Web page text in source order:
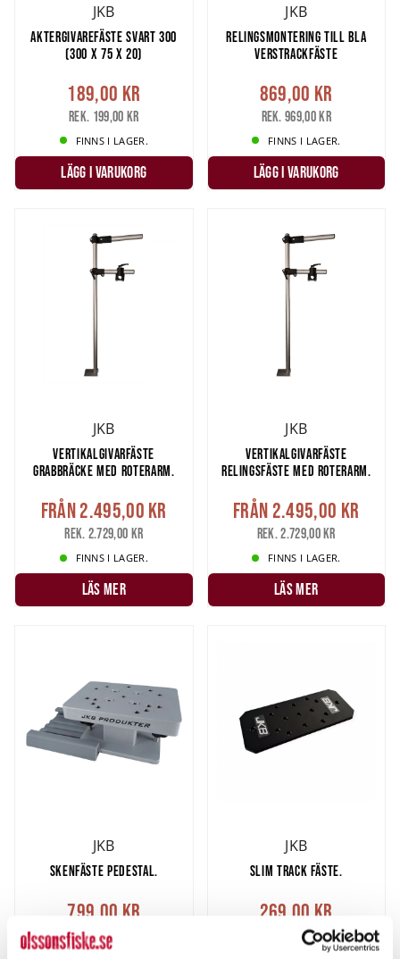
JKB
AKTERGIVAREFÄSTE SVART 300
(300 X 75 X 20)
189,00 kr
Rek. 199,00 kr
FINNS I LAGER.
LÄGG I VARUKORG
JKB
RELINGSMONTERING TILL BLA
VERSTRACKFÄSTE
869,00 kr
Rek. 969,00 kr
FINNS I LAGER.
LÄGG I VARUKORG
JKB
VERTIKALGIVARFÄSTE
GRABBRÄCKE MED ROTERARM.
Från2.495,00 kr
Rek. 2.729,00 kr
FINNS I LAGER.
LÄS MER
JKB
VERTIKALGIVARFÄSTE
RELINGSFÄSTE MED ROTERARM.
Från 2.495,00 kr
Rek. 2.729,00 kr
FINNS I LAGER.
LÄS MER
JKB
SKENFÄSTE PEDESTAL.
799,00 kr
Rek. 899,00 kr
JKB
SLIM TRACK FÄSTE.
269,00 kr
Rek. 299,00 kr